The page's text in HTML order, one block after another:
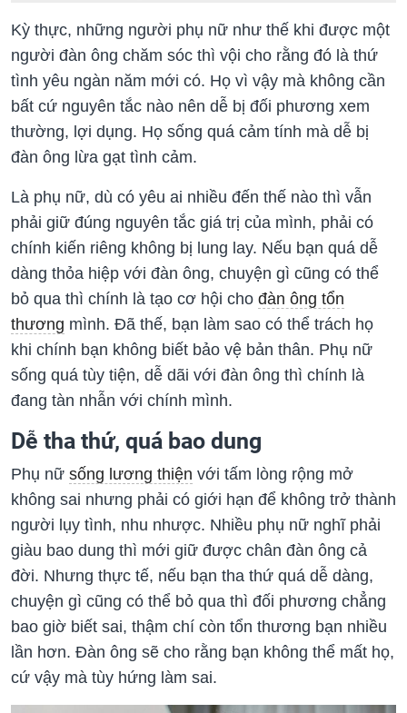
Kỳ thực, những người phụ nữ như thế khi được một
người đàn ông chăm sóc thì vội cho rằng đó là thứ
tình yêu ngàn năm mới có. Họ vì vậy mà không cần
bất cứ nguyên tắc nào nên dễ bị đối phương xem
thường, lợi dụng. Họ sống quá cảm tính mà dễ bị
đàn ông lừa gạt tình cảm.
Là phụ nữ, dù có yêu ai nhiều đến thế nào thì vẫn
phải giữ đúng nguyên tắc giá trị của mình, phải có
chính kiến riêng không bị lung lay. Nếu bạn quá dễ
dàng thỏa hiệp với đàn ông, chuyện gì cũng có thể
bỏ qua thì chính là tạo cơ hội cho đàn ông tổn
thương mình. Đã thế, bạn làm sao có thể trách họ
khi chính bạn không biết bảo vệ bản thân. Phụ nữ
sống quá tùy tiện, dễ dãi với đàn ông thì chính là
đang tàn nhẫn với chính mình.
Dễ tha thứ, quá bao dung
Phụ nữ sống lương thiện với tấm lòng rộng mở
không sai nhưng phải có giới hạn để không trở thành
người lụy tình, nhu nhược. Nhiều phụ nữ nghĩ phải
giàu bao dung thì mới giữ được chân đàn ông cả
đời. Nhưng thực tế, nếu bạn tha thứ quá dễ dàng,
chuyện gì cũng có thể bỏ qua thì đối phương chẳng
bao giờ biết sai, thậm chí còn tổn thương bạn nhiều
lần hơn. Đàn ông sẽ cho rằng bạn không thể mất họ,
cứ vậy mà tùy hứng làm sai.